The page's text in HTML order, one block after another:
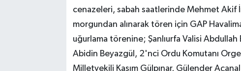
cenazeleri, sabah saatlerinde Mehmet Akif
morgundan alınarak tören için GAP
uğurlama törenine; Şanlıurfa Valisi Abdullah
Abidin Beyazgül, 2'nci Ordu Komutanı
Milletvekili Kasım Gülpınar, Gülender